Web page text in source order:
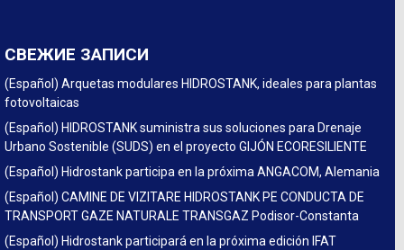
СВЕЖИЕ ЗАПИСИ
(Español) Arquetas modulares HIDROSTANK, ideales para plantas
fotovoltaicas
(Español) HIDROSTANK suministra sus soluciones para Drenaje
Urbano Sostenible (SUDS) en el proyecto GIJÓN ECORESILIENTE
(Español) Hidrostank participa en la próxima ANGACOM, Alemania
(Español) CAMINE DE VIZITARE HIDROSTANK PE CONDUCTA DE
TRANSPORT GAZE NATURALE TRANSGAZ Podisor-Constanta
(Español) Hidrostank participará en la próxima edición IFAT